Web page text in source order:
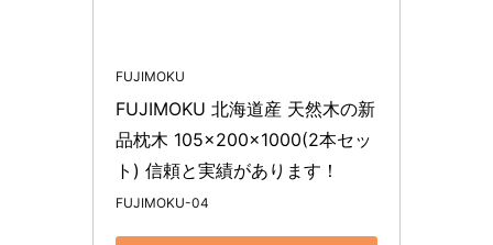
FUJIMOKU
FUJIMOKU 北海道産 天然木の新
品枕木 105×200×1000(2本セッ
ト) 信頼と実績があります！
FUJIMOKU-04